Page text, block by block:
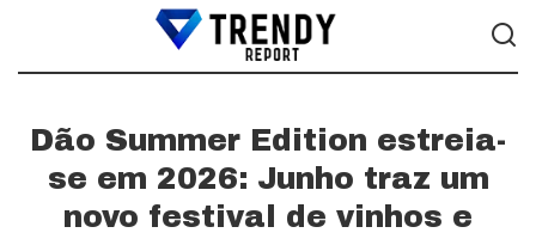
Dão Summer Edition estreia-
se em 2026: Junho traz um
novo festival de vinhos e